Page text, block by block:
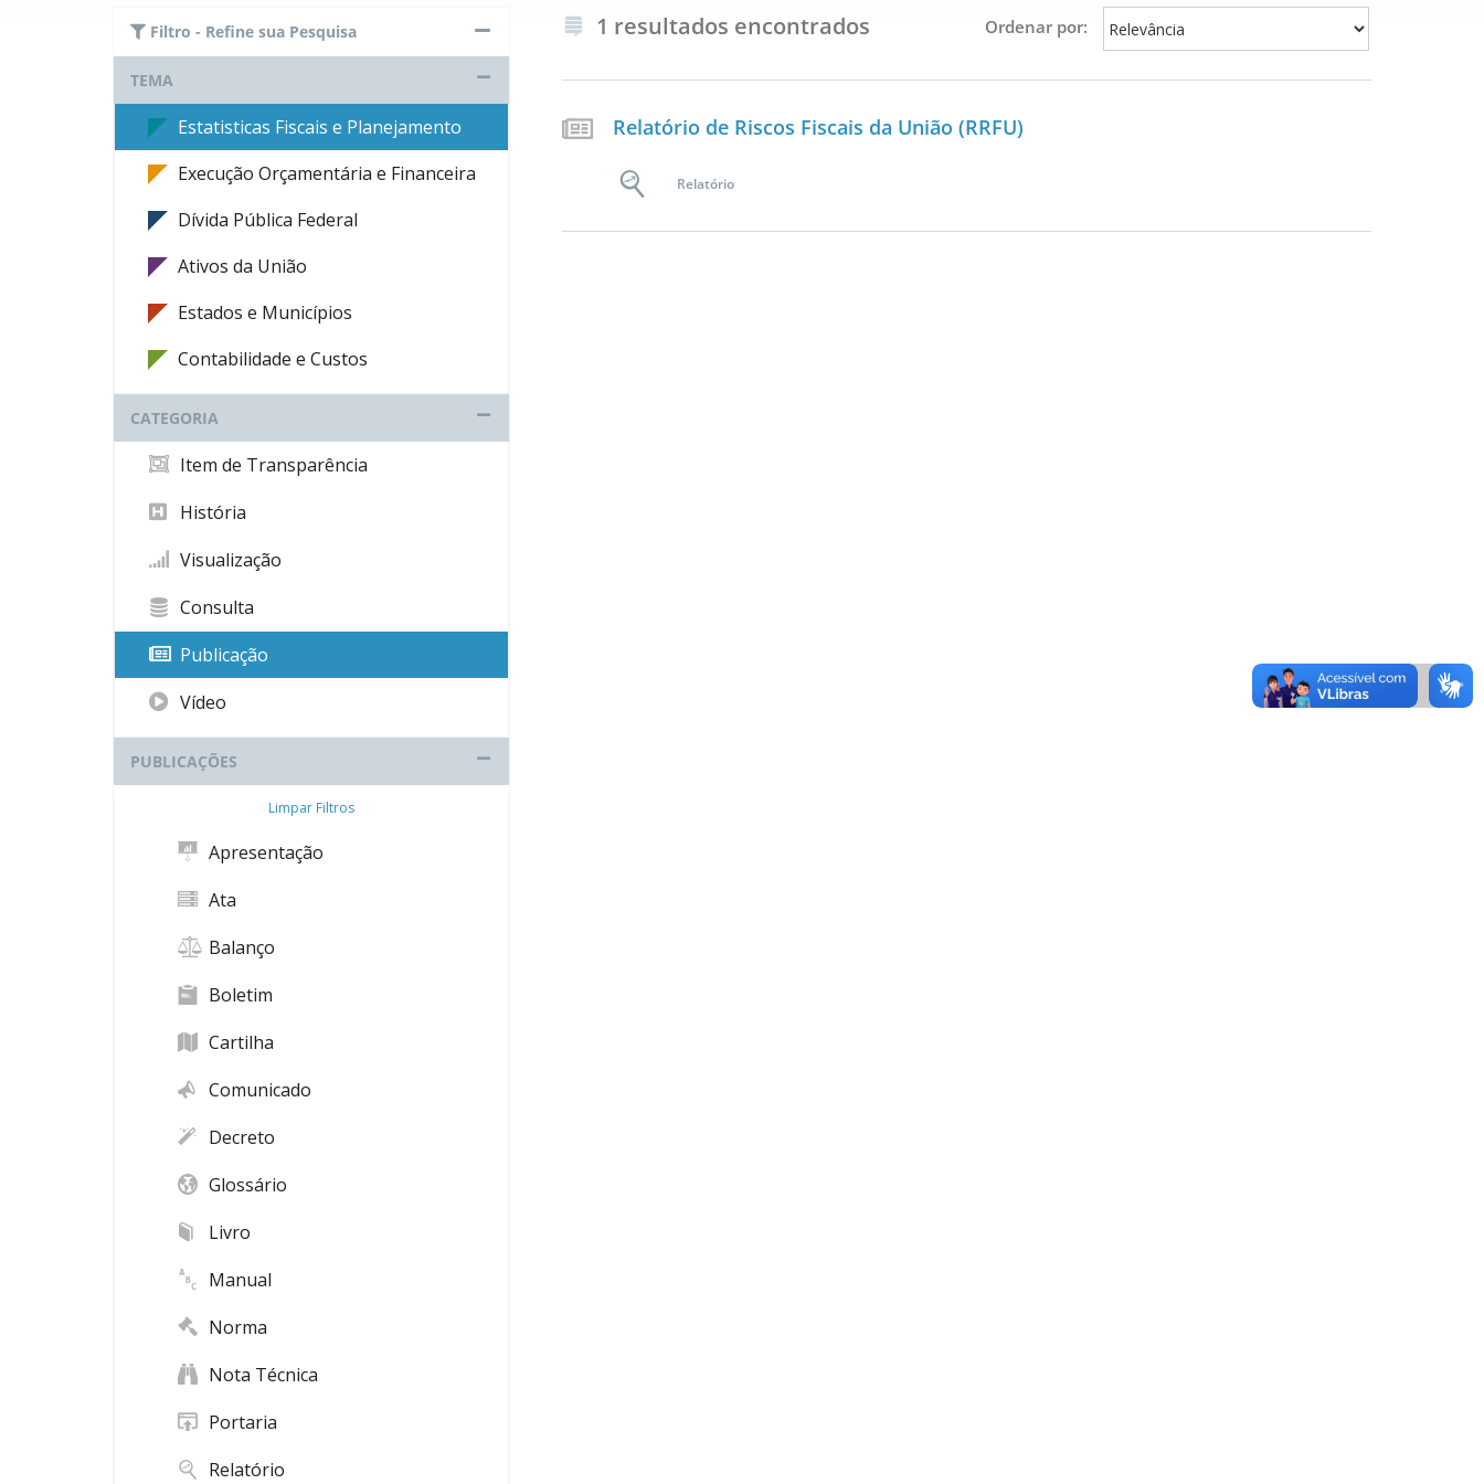
Filtro - Refine sua Pesquisa
TEMA
Estatisticas Fiscais e Planejamento
Execução Orçamentária e Financeira
Dívida Pública Federal
Ativos da União
Estados e Municípios
Contabilidade e Custos
CATEGORIA
Item de Transparência
História
Visualização
Consulta
Publicação
Vídeo
PUBLICAÇÕES
Limpar Filtros
Apresentação
Ata
Balanço
Boletim
Cartilha
Comunicado
Decreto
Glossário
Livro
Manual
Norma
Nota Técnica
Portaria
Relatório
1 resultados encontrados Ordenar por:
Relatório de Riscos Fiscais da União (RRFU)
Relatório